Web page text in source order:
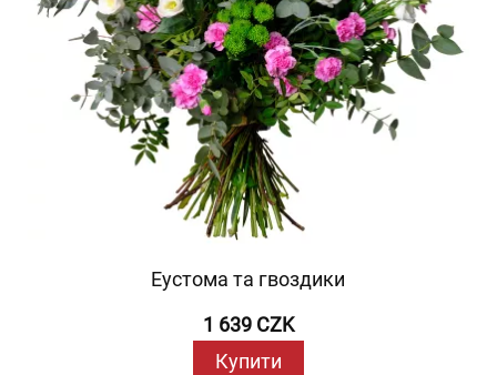
Еустома та гвоздики
1 639 CZK
Купити